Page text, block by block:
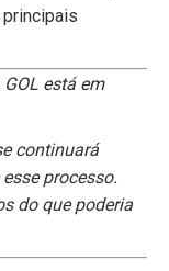
GOL está em
continuará
processo.
do que poderia